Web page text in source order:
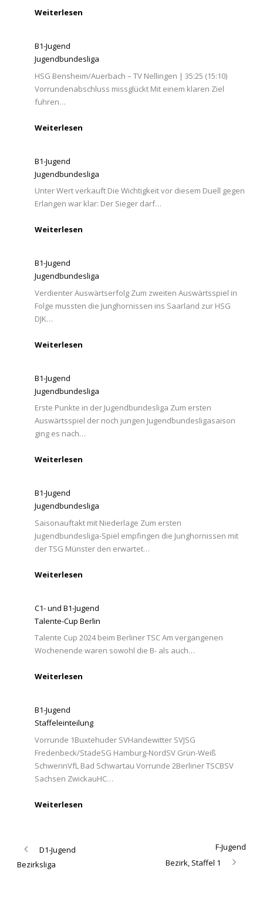
Weiterlesen
B1-Jugend
Jugendbundesliga
HSG Bensheim/Auerbach – TV Nellingen | 35:25 (15:10)
Vorrundenabschluss missglückt Mit einem klaren Ziel
fuhren…
Weiterlesen
B1-Jugend
Jugendbundesliga
Unter Wert verkauft Die Wichtigkeit vor diesem Duell gegen
Erlangen war klar: Der Sieger darf…
Weiterlesen
B1-Jugend
Jugendbundesliga
Verdienter Auswärtserfolg Zum zweiten Auswärtsspiel in
Folge mussten die Junghornissen ins Saarland zur HSG
DJK…
Weiterlesen
B1-Jugend
Jugendbundesliga
Erste Punkte in der Jugendbundesliga Zum ersten
Auswärtsspiel der noch jungen Jugendbundesligasaison
ging es nach…
Weiterlesen
B1-Jugend
Jugendbundesliga
Saisonauftakt mit Niederlage Zum ersten
Jugendbundesliga-Spiel empfingen die Junghornissen mit
der TSG Münster den erwartet…
Weiterlesen
C1- und B1-Jugend
Talente-Cup Berlin
Talente Cup 2024 beim Berliner TSC Am vergangenen
Wochenende waren sowohl die B- als auch…
Weiterlesen
B1-Jugend
Staffeleinteilung
Vorrunde 1Buxtehuder SVHandewitter SVJSG
Fredenbeck/StadeSG Hamburg-NordSV Grün-Weiß
SchwerinVfL Bad Schwartau Vorrunde 2Berliner TSCBSV
Sachsen ZwickauHC…
Weiterlesen
D1-Jugend
Bezirksliga
F-Jugend
Bezirk, Staffel 1